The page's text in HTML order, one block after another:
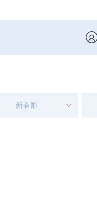
新着順